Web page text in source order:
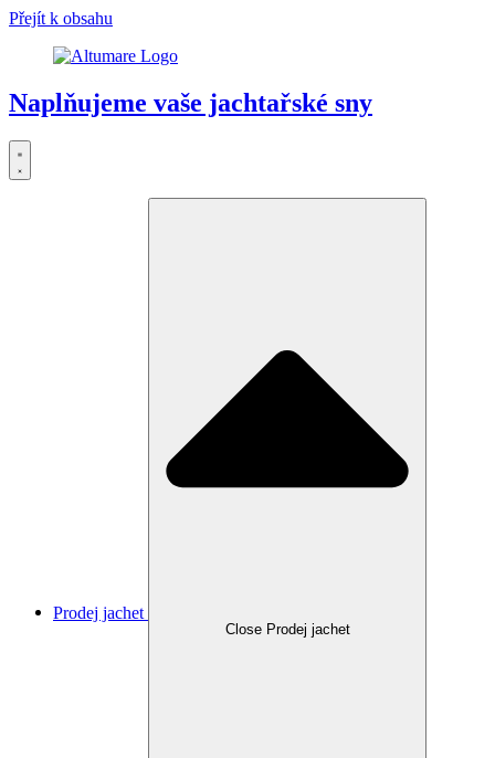
Přejít k obsahu
Naplňujeme vaše jachtařské sny
Prodej jachet
Close Prodej jachet